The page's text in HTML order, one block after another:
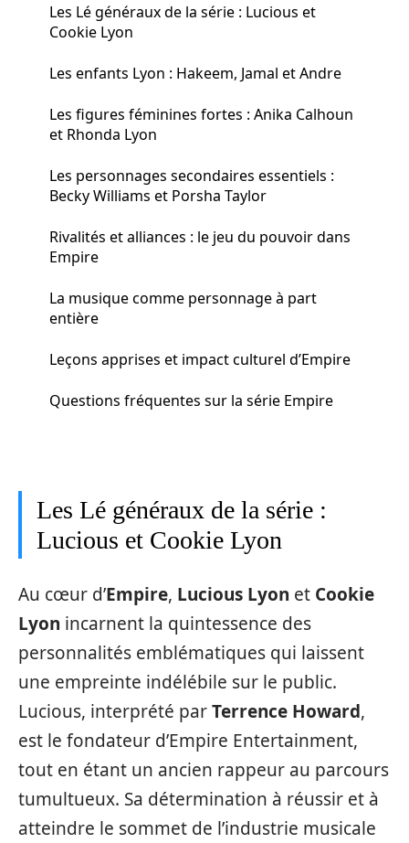
Les Lé généraux de la série : Lucious et
Cookie Lyon
Les enfants Lyon : Hakeem, Jamal et Andre
Les figures féminines fortes : Anika Calhoun
et Rhonda Lyon
Les personnages secondaires essentiels :
Becky Williams et Porsha Taylor
Rivalités et alliances : le jeu du pouvoir dans
Empire
La musique comme personnage à part
entière
Leçons apprises et impact culturel d’Empire
Questions fréquentes sur la série Empire
Les Lé généraux de la série :
Lucious et Cookie Lyon
Au cœur d’Empire, Lucious Lyon et Cookie
Lyon incarnent la quintessence des
personnalités emblématiques qui laissent
une empreinte indélébile sur le public.
Lucious, interprété parTerrence Howard,
est le fondateur d’Empire Entertainment,
tout en étant un ancien rappeur au parcours
tumultueux. Sa détermination à réussir et à
atteindre le sommet de l’industrie musicale